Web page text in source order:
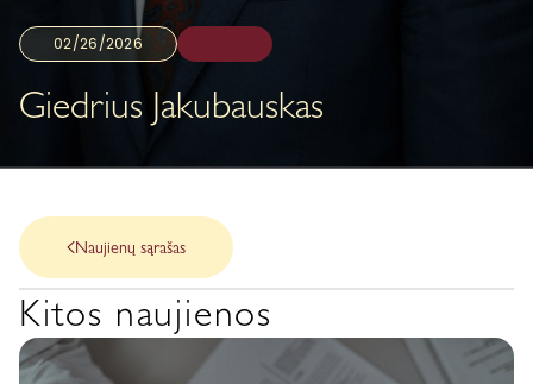
02/26/2026
Giedrius Jakubauskas
Naujienų sąrašas
Kitos naujienos